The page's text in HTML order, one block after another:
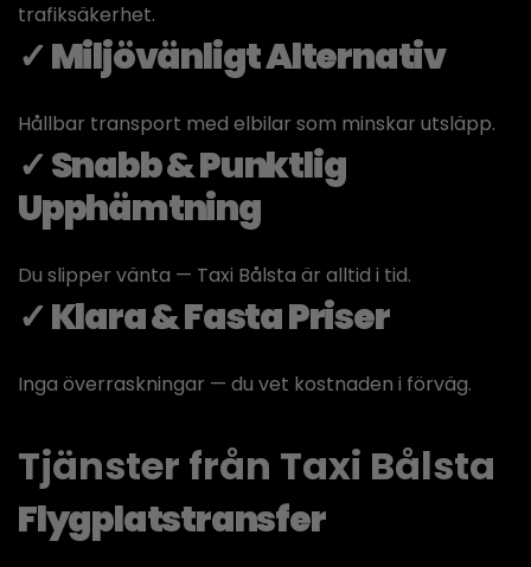
trafiksäkerhet.
✓ Miljövänligt Alternativ
Hållbar transport med elbilar som minskar utsläpp.
✓ Snabb & Punktlig
Upphämtning
Du slipper vänta — Taxi Bålsta är alltid i tid.
✓ Klara & Fasta Priser
Inga överraskningar — du vet kostnaden i förväg.
Tjänster från Taxi Bålsta
Flygplatstransfer